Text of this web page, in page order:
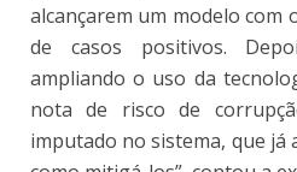
alcançarem um modelo com
de casos positivos.
ampliando o uso da
nota de risco de
imputado no sistema, que já